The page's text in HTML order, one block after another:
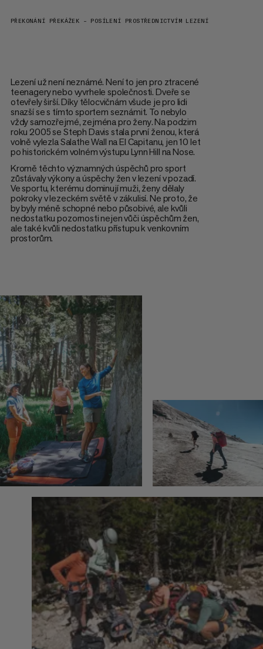
PŘEKONÁNÍ PŘEKÁŽEK – POSÍLENÍ PROSTŘEDNICTVÍM LEZENÍ
Lezení už není neznámé. Není to jen pro ztracené
teenagery nebo vyvrhele společnosti. Dveře se
otevřely širší. Díky tělocvičnám všude je pro lidi
snazší se s tímto sportem seznámit. To nebylo
vždy samozřejmé, zejména pro ženy. Na podzim
roku 2005 se Steph Davis stala první ženou, která
volně vylezla Salathe Wall na El Capitanu, jen 10 let
po historickém volném výstupu Lynn Hill na Nose.
Kromě těchto významných úspěchů pro sport
zůstávaly výkony a úspěchy žen v lezení v pozadí.
Ve sportu, kterému dominují muži, ženy dělaly
pokroky v lezeckém světě v zákulisí. Ne proto, že
by byly méně schopné nebo působivé, ale kvůli
nedostatku pozornosti nejen vůči úspěchům žen,
ale také kvůli nedostatku přístupu k venkovním
prostorům.